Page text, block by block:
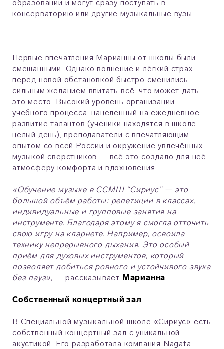
образовании и могут сразу поступать в
консерваторию или другие музыкальные вузы.
Первые впечатления Марианны от школы были
смешанными. Однако волнение и лёгкий страх
перед новой обстановкой быстро сменились
сильным желанием впитать всё, что может дать
это место. Высокий уровень организации
учебного процесса, нацеленный на ежедневное
развитие талантов (ученики находятся в школе
целый день), преподаватели с впечатляющим
опытом со всей России и окружение увлечённых
музыкой сверстников — всё это создало для неё
атмосферу комфорта и вдохновения.
«Обучение музыке в ССМШ “Сириус” — это
большой объём работы: репетиции в классах,
индивидуальные и групповые занятия на
инструменте. Благодаря этому я смогла отточить
свою игру на кларнете. Например, освоила
технику непрерывного дыхания. Это особый
приём для духовых инструментов, который
позволяет добиться ровного и устойчивого звука
без пауз», — рассказывает Марианна.
Собственный концертный зал
В Специальной музыкальной школе «Сириус» есть
собственный концертный зал с уникальной
акустикой. Его разработала компания Nagata